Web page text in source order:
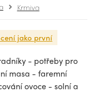
Krmiva
jako první
- potřeby pro
masa - faremní
ovoce - solní a